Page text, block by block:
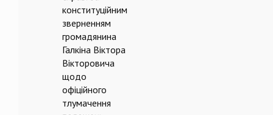
конституційним
зверненням
громадянина
Галкіна Віктора
Вікторовича
щодо
офіційного
тлумачення